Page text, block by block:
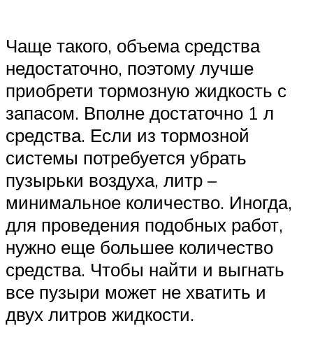
Чаще такого, объема средства
недостаточно, поэтому лучше
приобрети тормозную жидкость с
запасом. Вполне достаточно 1 л
средства. Если из тормозной
системы потребуется убрать
пузырьки воздуха, литр –
минимальное количество. Иногда,
для проведения подобных работ,
нужно еще большее количество
средства. Чтобы найти и выгнать
все пузыри может не хватить и
двух литров жидкости.